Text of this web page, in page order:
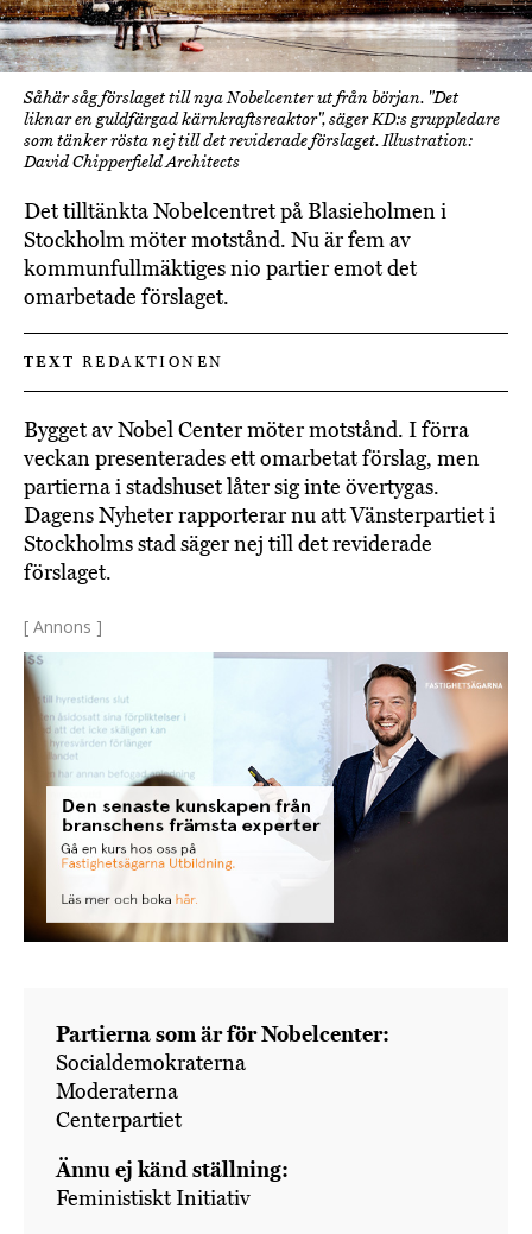
Såhär såg förslaget till nya Nobelcenter ut från början. "Det
liknar en guldfärgad kärnkraftsreaktor", säger KD:s gruppledare
som tänker rösta nej till det reviderade förslaget. Illustration:
David Chipperfield Architects
Det tilltänkta Nobelcentret på Blasieholmen i
Stockholm möter motstånd. Nu är fem av
kommunfullmäktiges nio partier emot det
omarbetade förslaget.
TEXT REDAKTIONEN
Bygget av Nobel Center möter motstånd. I förra
veckan presenterades ett omarbetat förslag, men
partierna i stadshuset låter sig inte övertygas.
Dagens Nyheter rapporterar nu att Vänsterpartiet i
Stockholms stad säger nej till det reviderade
förslaget.
[ Annons ]
Partierna som är för Nobelcenter:
Socialdemokraterna
Moderaterna
Centerpartiet
Ännu ej känd ställning:
Feministiskt Initiativ